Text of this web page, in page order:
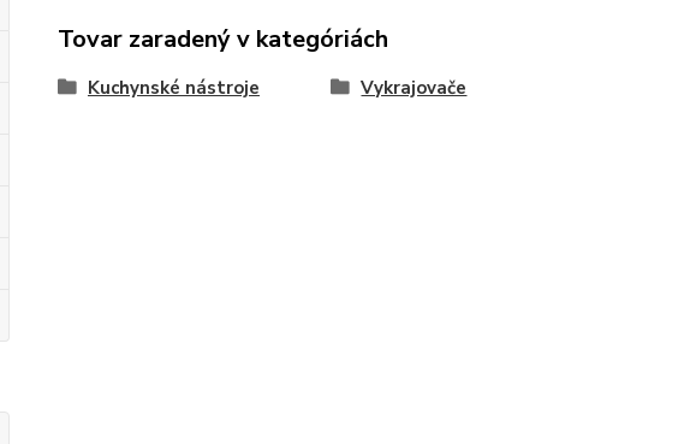
Tovar zaradený v kategóriách
Kuchynské nástroje Vykrajovače